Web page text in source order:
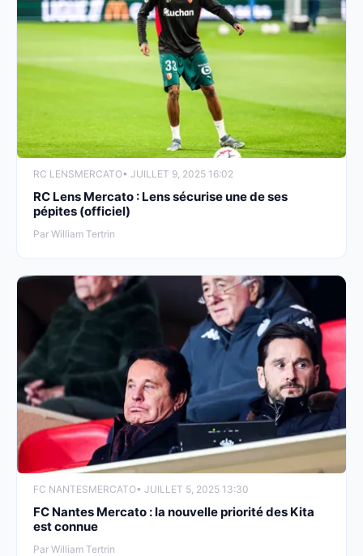
RC LENSMERCATO• JUILLET 9, 2025 16:02
RC Lens Mercato : Lens sécurise une de ses
pépites (officiel)
Par William Tertrin
FC NANTESMERCATO• JUILLET 5, 2025 13:30
FC Nantes Mercato : la nouvelle priorité des Kita
est connue
Par William Tertrin